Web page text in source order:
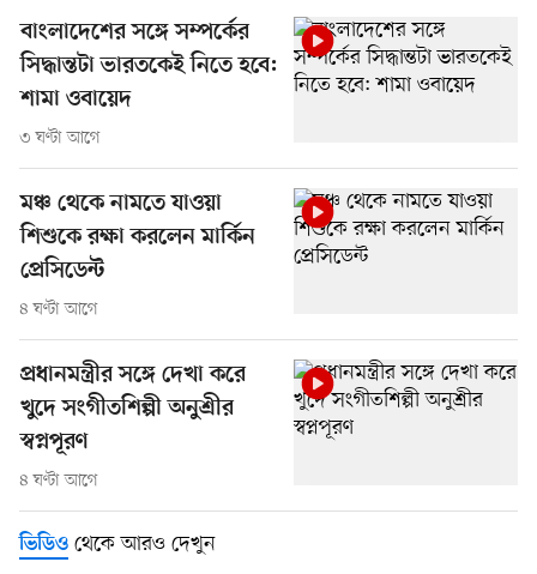
বাংলাদেশের সঙ্গে সম্পর্কের
সিদ্ধান্তটা ভারতকেই নিতে হবে:
শামা ওবায়েদ
৩ ঘণ্টা আগে
মঞ্চ থেকে নামতে যাওয়া
শিশুকে রক্ষা করলেন মার্কিন
প্রেসিডেন্ট
৪ ঘণ্টা আগে
প্রধানমন্ত্রীর সঙ্গে দেখা করে
খুদে সংগীতশিল্পী অনুশ্রীর
স্বপ্নপূরণ
৪ ঘণ্টা আগে
ভিডিও থেকে আরও দেখুন